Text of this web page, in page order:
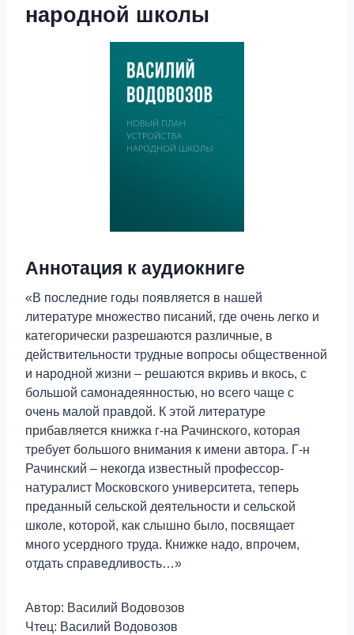
народной школы
Аннотация к аудиокниге
«В последние годы появляется в нашей
литературе множество писаний, где очень легко и
категорически разрешаются различные, в
действительности трудные вопросы общественной
и народной жизни – решаются вкривь и вкось, с
большой самонадеянностью, но всего чаще с
очень малой правдой. К этой литературе
прибавляется книжка г-на Рачинского, которая
требует большого внимания к имени автора. Г-н
Рачинский – некогда известный профессор-
натуралист Московского университета, теперь
преданный сельской деятельности и сельской
школе, которой, как слышно было, посвящает
много усердного труда. Книжке надо, впрочем,
отдать справедливость…»
Автор: Василий Водовозов
Чтец: Василий Водовозов